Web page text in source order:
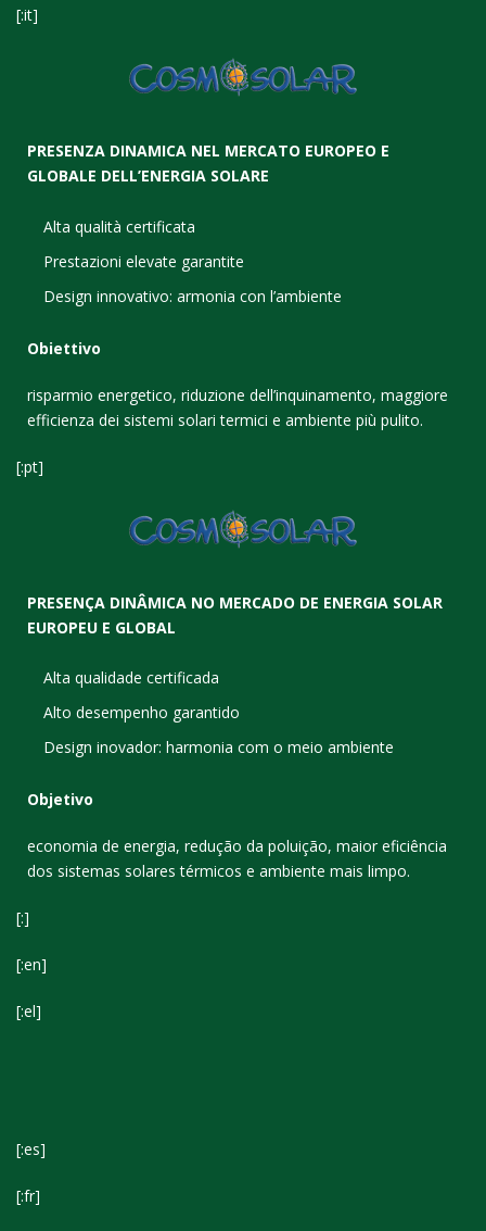
[:it]
PRESENZA DINAMICA NEL MERCATO EUROPEO E
GLOBALE DELL’ENERGIA SOLARE
Alta qualità certificata
Prestazioni elevate garantite
Design innovativo: armonia con l’ambiente
Obiettivo
risparmio energetico, riduzione dell’inquinamento, maggiore
efficienza dei sistemi solari termici e ambiente più pulito.
[:pt]
PRESENÇA DINÂMICA NO MERCADO DE ENERGIA SOLAR
EUROPEU E GLOBAL
Alta qualidade certificada
Alto desempenho garantido
Design inovador: harmonia com o meio ambiente
Objetivo
economia de energia, redução da poluição, maior eficiência
dos sistemas solares térmicos e ambiente mais limpo.
[:]
[:en]
[:el]
[:es]
[:fr]